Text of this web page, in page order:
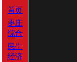
首页
枣庄
综合
民生
经济